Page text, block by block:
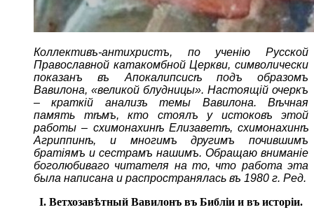
Коллективъ-антихристъ, по ученію Русской
Православной катакомбной Церкви, символически
показанъ въ Апокалипсисѣ подъ образомъ
Вавилона, «великой блудницы». Настоящій очеркъ
– краткій анализъ темы Вавилона. Вѣчная
память тѣмъ, кто стоялъ у истоковъ этой
работы – схимонахинѣ Елизаветѣ, схимонахинѣ
Агриппинѣ, и многимъ другимъ почившимъ
братіямъ и сестрамъ нашимъ. Обращаю вниманіе
боголюбиваго читателя на то, что работа эта
была написана и распространялась въ 1980 г. Ред.
I. Ветхозавѣтный Вавилонъ въ Библіи и въ исторіи.